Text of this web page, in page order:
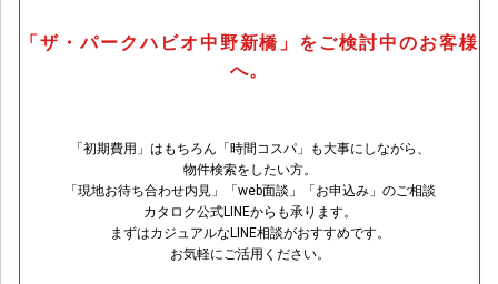
「ザ・パークハビオ中野新橋」をご検討中のお客様
へ。
「初期費用」はもちろん「時間コスパ」も大事にしながら、
物件検索をしたい方。
「現地お待ち合わせ内見」「web面談」「お申込み」のご相談
カタロク公式LINEからも承ります。
まずはカジュアルなLINE相談がおすすめです。
お気軽にご活用ください。